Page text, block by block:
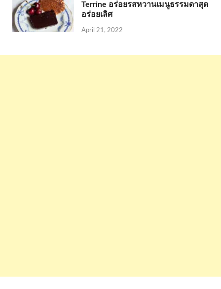
Terrine อร่อยรสหวานเมนูธรรมดาสุด
อร่อยเลิศ
April 21, 2022